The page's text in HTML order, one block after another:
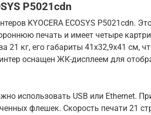
P5021cdn
KYOCERA ECOSYS P5021cdn.
печать и имеет четыре
21 кг, его габариты 41х32,9х41 см,
оснащен ЖК-дисплеем для
использовать USB или Ethernet.
флешек. Скорость печати 21